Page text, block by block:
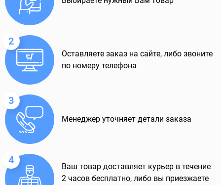
2
Оставляете заказ на сайте, либо звоните
по номеру телефона
3
Менеджер уточняет детали заказа
4
Ваш товар доставляет курьер в течение
2 часов бесплатно, либо вы приезжаете